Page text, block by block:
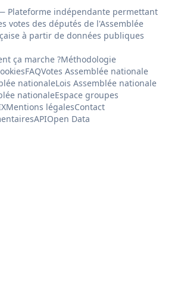
Plateforme indépendante permettant
votes des députés de l'Assemblée
à partir de données publiques
ça marche ?Méthodologie
FAQVotes Assemblée nationale
nationaleLois Assemblée nationale
nationaleEspace groupes
Mentions légalesContact
APIOpen Data